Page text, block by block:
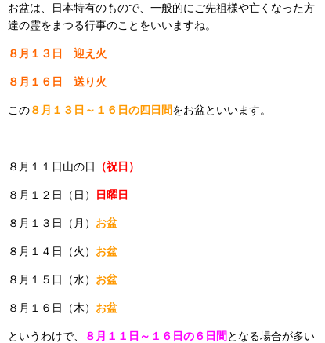
お盆は、日本特有のもので、一般的にご先祖様や亡くなった方
達の霊をまつる行事のことをいいますね。
８月１３日 迎え火
８月１６日 送り火
この８月１３日～１６日の四日間をお盆といいます。
８月１１日山の日 （祝日）
８月１２日（日） 日曜日
８月１３日（月） お盆
８月１４日（火） お盆
８月１５日（水） お盆
８月１６日（木） お盆
というわけで、 ８月１１日～１６日の６日間となる場合が多い